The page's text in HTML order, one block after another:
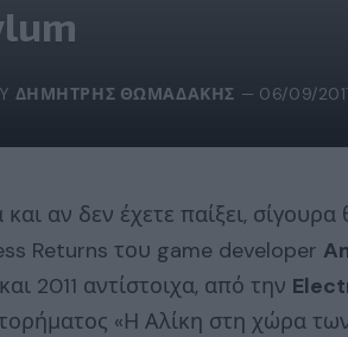
ΔΗΜΉΤΡΗΣ ΘΩΜΑΔΆΚΗΣ 06/09/
αν δεν έχετε παίξει,
Returns του game developer
2011 αντίστοιχα, από την
«Η Αλίκη στη χώρα